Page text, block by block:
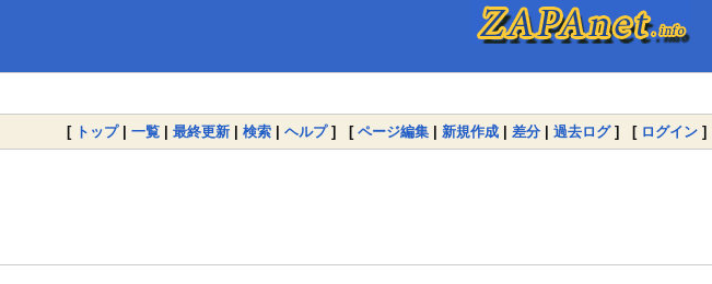
[ トップ| 一覧 | 最終更新 | 検索 | ヘルプ] [ ページ編集 | 新規作成 | 差分 | 過去ログ] [ ログイン ]